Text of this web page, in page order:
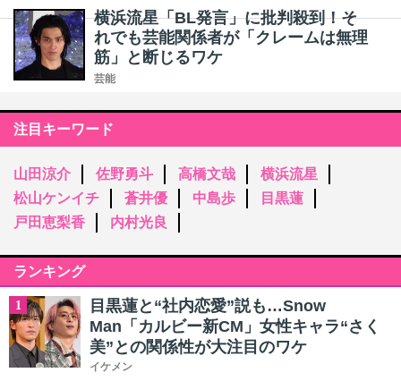
横浜流星「BL発言」に批判殺到！そ
れでも芸能関係者が「クレームは無理
筋」と断じるワケ
芸能
注目キーワード
山田涼介 佐野勇斗 高橋文哉
横浜流星
松山ケンイチ
蒼井優 中島歩
目黒蓮
戸田恵梨香
内村光良
ランキング
1
目黒蓮と“社内恋愛”説も…Snow
Man「カルビー新CM」女性キャラ“さく
美”との関係性が大注目のワケ
イケメン